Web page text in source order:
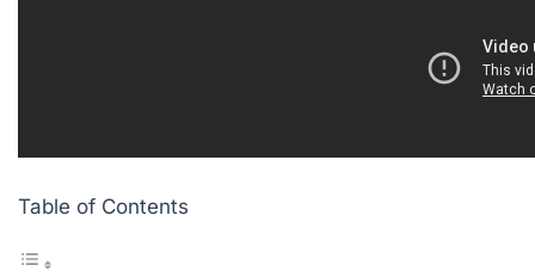
Table of Contents